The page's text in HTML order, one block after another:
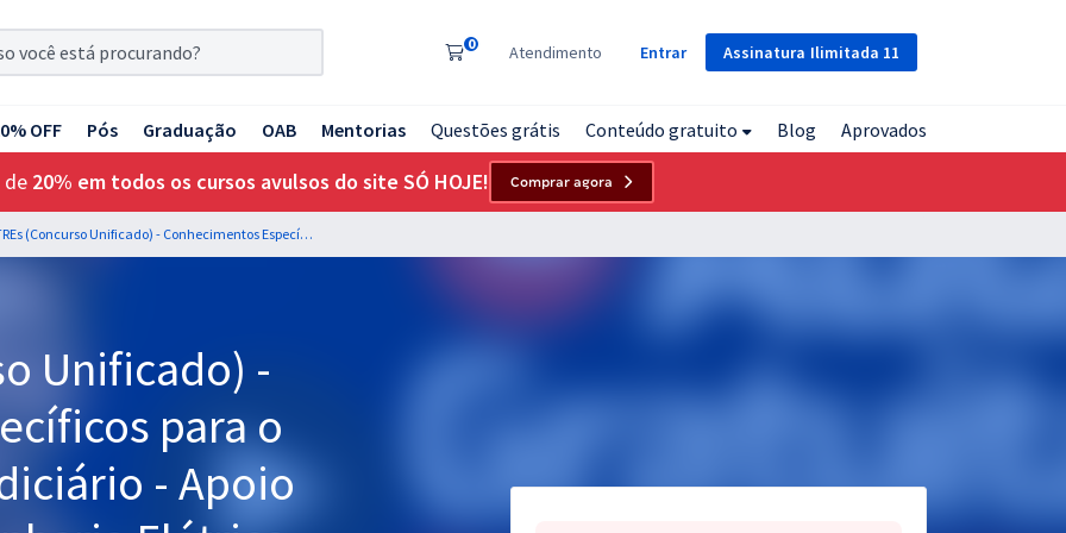
Assinatura Ilimitada 11
0 Atendimento Entrar
OFF Pós Graduação OAB Mentorias Questões grátis Conteúdo gratuito Blog Aprovados
de 20% em todos os cursos avulsos do site SÓ HOJE! Comprar agora
TSE + TREs (Concurso Unificado) - Conhecimentos Específicos para o Cargo 8: Analista Judiciário - Apoio Especializado: Engenharia Elétrica
Unificado) -
para o
- Apoio